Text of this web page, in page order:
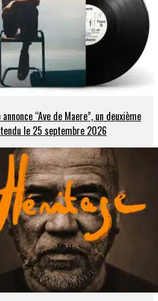
“Ave de Maere”, un deuxième
le 25 septembre 2026